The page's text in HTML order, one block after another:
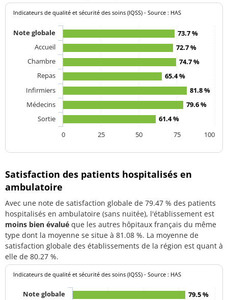
Indicateurs de qualité et sécurité des soins (IQSS) - Source : HAS
73.7 %
72.7 %
74.7 %
65.4 %
81.8 %
79.6 %
61.4 %
Note globale
Accueil
Chambre
Repas
Infirmiers
Médecins
Sortie
0
100
25 50 75
Satisfaction des patients hospitalisés en
ambulatoire
Avec une note de satisfaction globale de 79.47 % des patients
hospitalisés en ambulatoire (sans nuitée), l'établissement est
moins bien évalué que les autres hôpitaux français du même
type dont la moyenne se situe à 81.08 %. La moyenne de
satisfaction globale des établissements de la région est quant à
elle de 80.27 %.
Indicateurs de qualité et sécurité des soins (IQSS) - Source : HAS
79.5 %
Note globale